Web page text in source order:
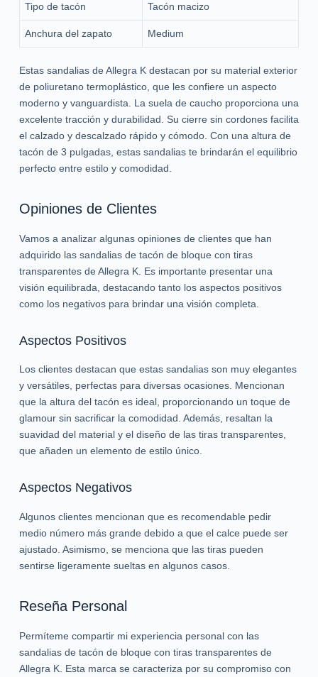
Tipo de tacón Tacón macizo
Anchura del zapato Medium
Estas sandalias de Allegra K destacan por su material exterior
de poliuretano termoplástico, que les confiere un aspecto
moderno y vanguardista. La suela de caucho proporciona una
excelente tracción y durabilidad. Su cierre sin cordones facilita
el calzado y descalzado rápido y cómodo. Con una altura de
tacón de 3 pulgadas, estas sandalias te brindarán el equilibrio
perfecto entre estilo y comodidad.
Opiniones de Clientes
Vamos a analizar algunas opiniones de clientes que han
adquirido las sandalias de tacón de bloque con tiras
transparentes de Allegra K. Es importante presentar una
visión equilibrada, destacando tanto los aspectos positivos
como los negativos para brindar una visión completa.
Aspectos Positivos
Los clientes destacan que estas sandalias son muy elegantes
y versátiles, perfectas para diversas ocasiones. Mencionan
que la altura del tacón es ideal, proporcionando un toque de
glamour sin sacrificar la comodidad. Además, resaltan la
suavidad del material y el diseño de las tiras transparentes,
que añaden un elemento de estilo único.
Aspectos Negativos
Algunos clientes mencionan que es recomendable pedir
medio número más grande debido a que el calce puede ser
ajustado. Asimismo, se menciona que las tiras pueden
sentirse ligeramente sueltas en algunos casos.
Reseña Personal
Permíteme compartir mi experiencia personal con las
sandalias de tacón de bloque con tiras transparentes de
Allegra K. Esta marca se caracteriza por su compromiso con